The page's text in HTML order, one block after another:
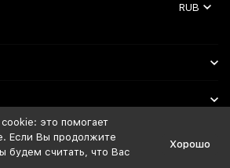
RUB
это помогает
Если Вы продолжите
будем считать, что Вас
Хорошо